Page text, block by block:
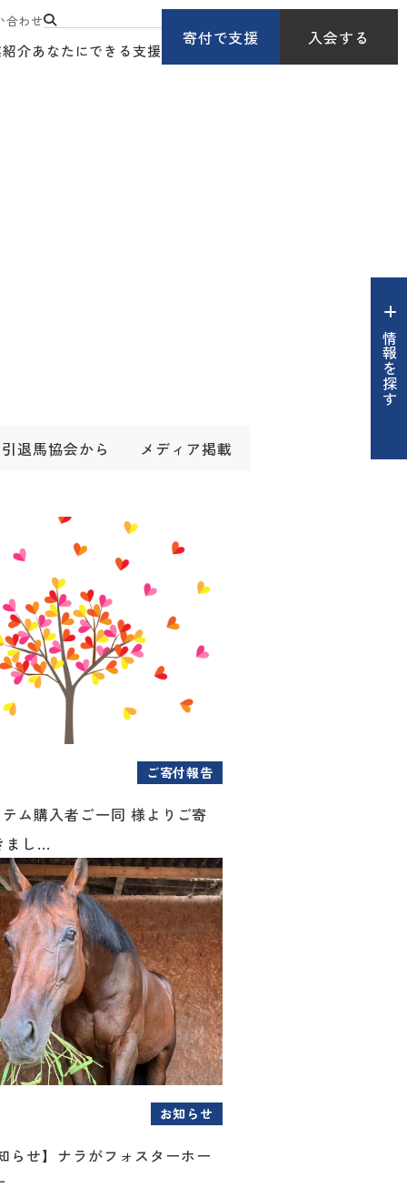
合わせ
介あなたにできる支援
寄付で支援 入会する
情報を探す
引退馬協会から メディア掲載
ご寄付報告
ム購入者ご一同 様よりご寄
まし...
お知らせ
らせ】ナラがフォスターホー